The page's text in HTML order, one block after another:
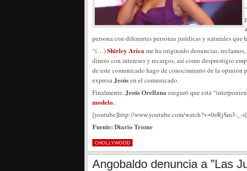
persona con diferentes personas jurídicas y naturales
“(…)Shirley Aricame ha originado denuncias,
dinero con intereses y recargos, así como desprestigio
de este comunicado hago de conocimiento de la opinión
expresaJesúsen el comunicado.
Finalmente,Jesús Orellana aseguró que está
modelo.
[youtube]http://www.youtube.com/watch?v=0eRjSm3-_-
Fuente: Diario Trome
CHOLLYWOOD
Angobaldo denuncia a ”Las